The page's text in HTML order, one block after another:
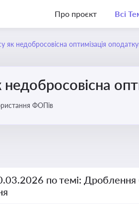
Про проєкт Всі
як недобросовісна оптимізація
ФОПів
по темі: Дроблення